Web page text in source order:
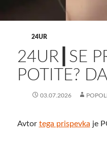
24UR
24UR┃SE
POTITE?
03.07.2026
Avtor tega prispevka je